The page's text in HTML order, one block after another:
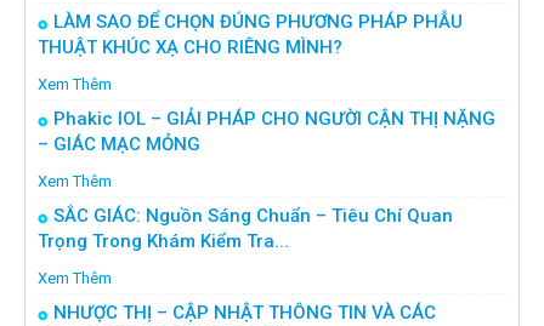
LÀM SAO ĐỂ CHỌN ĐÚNG PHƯƠNG PHÁP PHẪU
THUẬT KHÚC XẠ CHO RIÊNG MÌNH?
Xem Thêm
Phakic IOL – GIẢI PHÁP CHO NGƯỜI CẬN THỊ NẶNG
– GIÁC MẠC MỎNG
Xem Thêm
SẮC GIÁC: Nguồn Sáng Chuẩn – Tiêu Chí Quan
Trọng Trong Khám Kiểm Tra...
Xem Thêm
NHƯỢC THỊ – CẬP NHẬT THÔNG TIN VÀ CÁC